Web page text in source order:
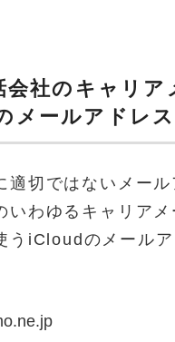
会社のキャリア
メールアドレ
適切ではないメー
いわゆるキャリア
うiCloudのメール